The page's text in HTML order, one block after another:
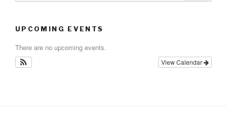
UPCOMING EVENTS
There are no upcoming events.
View Calendar